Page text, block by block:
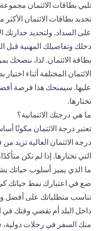
تلبي بطاقات الائتمان
تحديد بطاقات الائتمان
على السداد. ولتحديد جدارتك
دخلك وتفاصيلك المهنية
بطاقة الائتمان. لذا،
الائتمان المختلفة أثناء
عليها. سيمنحك هذا فرصة
تختارها.
ما هي درجتك الائتمانية؟
تعتبر درجة الائتمان مكونًا
درجة الائتمان العالية تزيد
التي تختارها. إذا لم تكن
ما الذي يميز أسلوب حياتك
ضع في اعتبارك نمط حياتك كي
تناسب متطلباتك على أفضل
داخل البلد أم تقضي وقتك
منك السفر في رحلات